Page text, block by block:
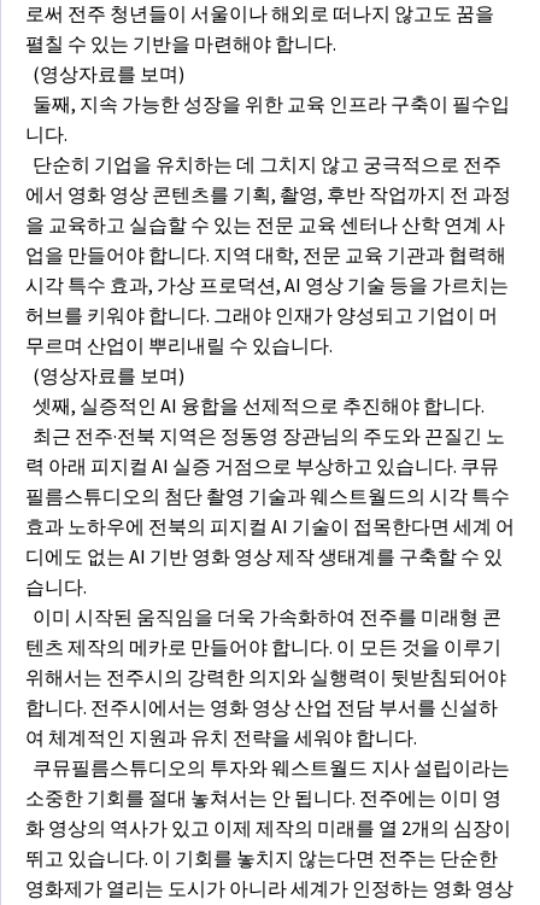
로써 전주 청년들이 서울이나 해외로 떠나지 않고도 꿈을
펼칠 수 있는 기반을 마련해야 합니다.
(영상자료를 보며)
둘째, 지속 가능한 성장을 위한 교육 인프라 구축이 필수입
니다.
단순히 기업을 유치하는 데 그치지 않고 궁극적으로 전주
에서 영화 영상 콘텐츠를 기획, 촬영, 후반 작업까지 전 과정
을 교육하고 실습할 수 있는 전문 교육 센터나 산학 연계 사
업을 만들어야 합니다. 지역 대학, 전문 교육 기관과 협력해
시각 특수 효과, 가상 프로덕션, AI 영상 기술 등을 가르치는
허브를 키워야 합니다. 그래야 인재가 양성되고 기업이 머
무르며 산업이 뿌리내릴 수 있습니다.
(영상자료를 보며)
셋째, 실증적인 AI 융합을 선제적으로 추진해야 합니다.
최근 전주·전북 지역은 정동영 장관님의 주도와 끈질긴 노
력 아래 피지컬 AI 실증 거점으로 부상하고 있습니다. 쿠뮤
필름스튜디오의 첨단 촬영 기술과 웨스트월드의 시각 특수
효과 노하우에 전북의 피지컬 AI 기술이 접목한다면 세계 어
디에도 없는 AI 기반 영화 영상 제작 생태계를 구축할 수 있
습니다.
이미 시작된 움직임을 더욱 가속화하여 전주를 미래형 콘
텐츠 제작의 메카로 만들어야 합니다. 이 모든 것을 이루기
위해서는 전주시의 강력한 의지와 실행력이 뒷받침되어야
합니다. 전주시에서는 영화 영상 산업 전담 부서를 신설하
여 체계적인 지원과 유치 전략을 세워야 합니다.
쿠뮤필름스튜디오의 투자와 웨스트월드 지사 설립이라는
소중한 기회를 절대 놓쳐서는 안 됩니다. 전주에는 이미 영
화 영상의 역사가 있고 이제 제작의 미래를 열 2개의 심장이
뛰고 있습니다. 이 기회를 놓치지 않는다면 전주는 단순한
영화제가 열리는 도시가 아니라 세계가 인정하는 영화 영상